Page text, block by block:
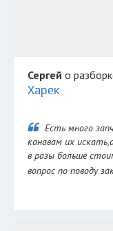
Сергей о
Харек
Есть много
канавам их
в разы больше
вопрос по поводу